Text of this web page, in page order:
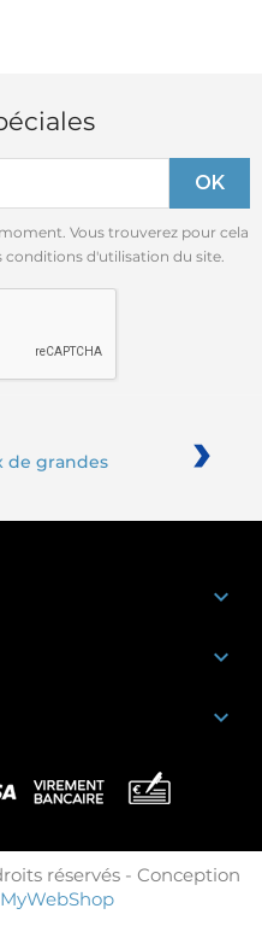
Vous trouverez pour cela
d'utilisation du site.
de grandes
›



réservés - Conception
MyWebShop